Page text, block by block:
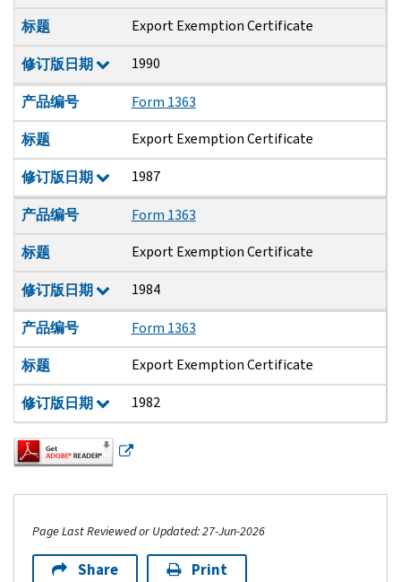
标题
Export Exemption Certificate
修订版日期 1990
产品编号
Form 1363
标题
Export Exemption Certificate
修订版日期 1987
产品编号
Form 1363
标题
Export Exemption Certificate
修订版日期 1984
产品编号
Form 1363
标题
Export Exemption Certificate
修订版日期 1982
Page Last Reviewed or Updated: 27-Jun-2026
Share Print